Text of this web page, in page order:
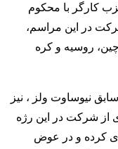
کارگر با محکوم
شرکت در این مراسم،
روسیه و کره
نیوساوت ولز ، نیز
شرکت در این رژه
کرده و در عوض